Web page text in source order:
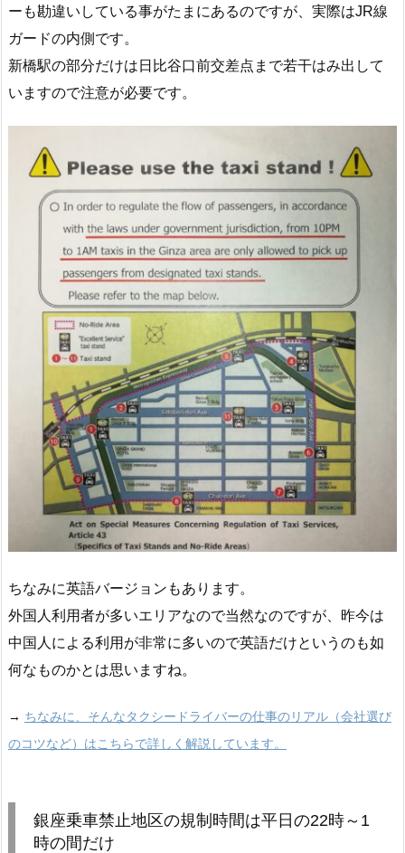
ーも勘違いしている事がたまにあるのですが、実際はJR線
ガードの内側です。
新橋駅の部分だけは日比谷口前交差点まで若干はみ出して
いますので注意が必要です。
ちなみに英語バージョンもあります。
外国人利用者が多いエリアなので当然なのですが、昨今は
中国人による利用が非常に多いので英語だけというのも如
何なものかとは思いますね。
→ ちなみに、そんなタクシードライバーの仕事のリアル（会社選び
のコツなど）はこちらで詳しく解説しています。
銀座乗車禁止地区の規制時間は平日の22時～1
時の間だけ